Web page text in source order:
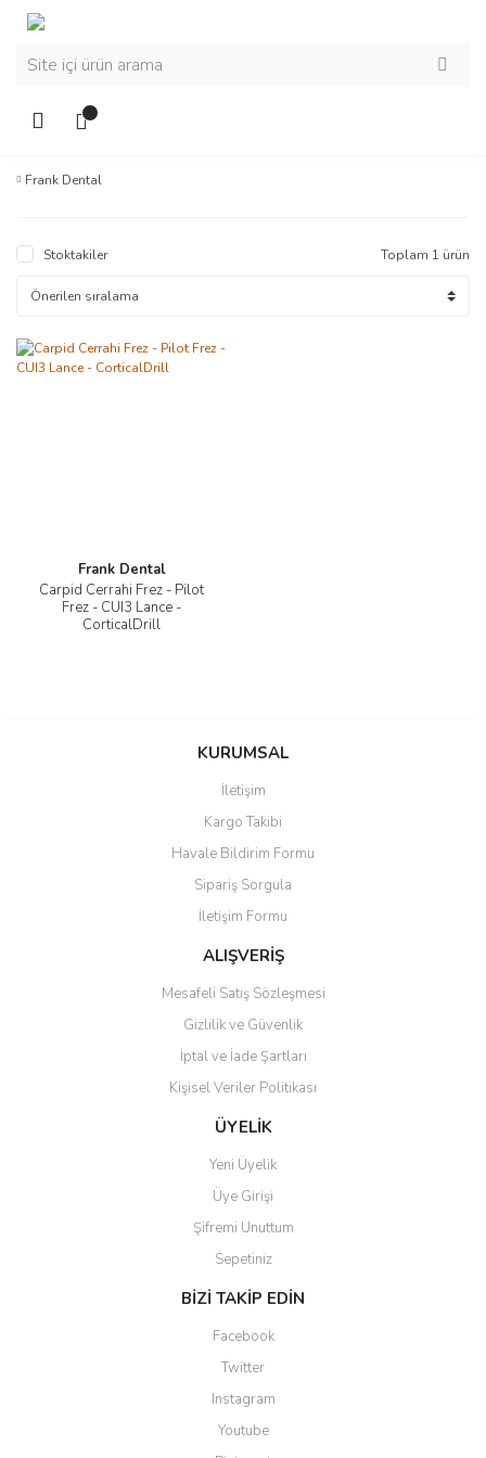
Frank Dental
Stoktakiler Toplam 1 ürün
Frank Dental
Carpid Cerrahi Frez - Pilot
Frez - CUI3 Lance -
CorticalDrill
KURUMSAL
İletişim
Kargo Takibi
Havale Bildirim Formu
Sipariş Sorgula
İletişim Formu
ALIŞVERİŞ
Mesafeli Satış Sözleşmesi
Gizlilik ve Güvenlik
İptal ve İade Şartları
Kişisel Veriler Politikası
ÜYELİK
Yeni Üyelik
Üye Girişi
Şifremi Unuttum
Sepetiniz
BİZİ TAKİP EDİN
Facebook
Twitter
Instagram
Youtube